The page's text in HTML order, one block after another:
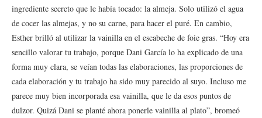
ingrediente secreto que le había tocado: la almeja. Solo utilizó el agua
de cocer las almejas, y no su carne, para hacer el puré. En cambio,
Esther brilló al utilizar la vainilla en el escabeche de foie gras. “Hoy era
sencillo valorar tu trabajo, porque Dani García lo ha explicado de una
forma muy clara, se veían todas las elaboraciones, las proporciones de
cada elaboración y tu trabajo ha sido muy parecido al suyo. Incluso me
parece muy bien incorporada esa vainilla, que le da esos puntos de
dulzor. Quizá Dani se planté ahora ponerle vainilla al plato”, bromeó